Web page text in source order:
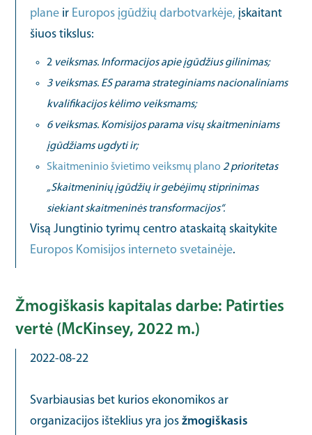
plane ir Europos įgūdžių darbotvarkėje, įskaitant
šiuos tikslus:
2 veiksmas. Informacijos apie įgūdžius gilinimas;
3 veiksmas. ES parama strateginiams nacionaliniams
kvalifikacijos kėlimo veiksmams;
6 veiksmas. Komisijos parama visų skaitmeniniams
įgūdžiams ugdyti ir;
Skaitmeninio švietimo veiksmų plano 2 prioritetas
„Skaitmeninių įgūdžių ir gebėjimų stiprinimas
siekiant skaitmeninės transformacijos“.
Visą Jungtinio tyrimų centro ataskaitą skaitykite
Europos Komisijos interneto svetainėje.
Žmogiškasis kapitalas darbe: Patirties
vertė (McKinsey, 2022 m.)
2022-08-22
Svarbiausias bet kurios ekonomikos ar
organizacijos išteklius yra jos žmogiškasis